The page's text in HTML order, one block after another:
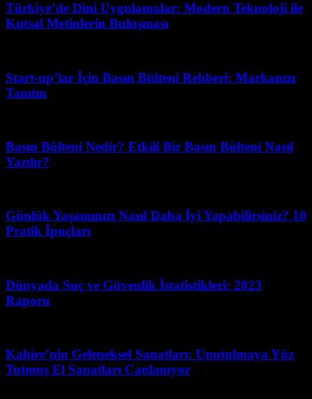
Türkiye’de Dini Uygulamalar: Modern Teknoloji ile
Kutsal Metinlerin Buluşması
Start-up’lar İçin Basın Bülteni Rehberi: Markanızı
Tanıtın
Basın Bülteni Nedir? Etkili Bir Basın Bülteni Nasıl
Yazılır?
Günlük Yaşamınızı Nasıl Daha İyi Yapabilirsiniz? 10
Pratik İpuçları
Dünyada Suç ve Güvenlik İstatistikleri: 2023
Raporu
Kahire’nin Geleneksel Sanatları: Unutulmaya Yüz
Tutmuş El Sanatları Canlanıyor